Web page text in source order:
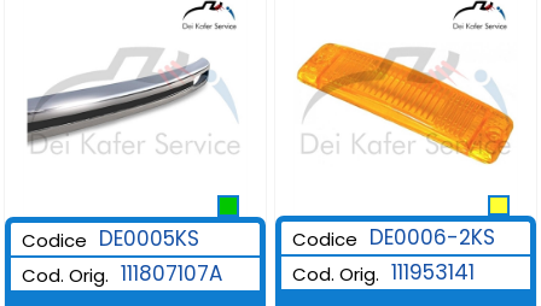
Codice DE0005KS
Cod. Orig. 111807107A
Codice DE0006-2KS
Cod. Orig. 111953141